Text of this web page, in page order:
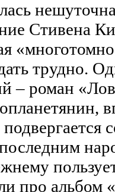
Стивена
трудно.
– роман
подвергается
про альбом